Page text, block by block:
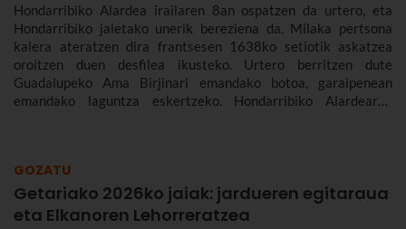
Hondarribiko Alardea irailaren 8an ospatzen da urtero, eta
Hondarribiko jaietako unerik bereziena da. Milaka pertsona
kalera ateratzen dira frantsesen 1638ko setiotik askatzea
oroitzen duen desfilea ikusteko. Urtero berritzen dute
Guadalupeko Ama Birjinari emandako botoa, garaipenean
emandako laguntza eskertzeko. Hondarribiko Alardearen
GOZATU
Getariako 2026ko jaiak: jardueren egitaraua
eta Elkanoren Lehorreratzea